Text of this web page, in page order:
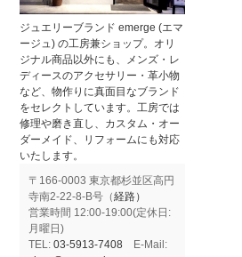
ジュエリーブランド emerge (エマ
ージュ) の工房兼ショップ。オリ
ジナル商品以外にも、メンズ・レ
ディースのアクセサリー・革小物
など、物作りに真面目なブランド
をセレクトしています。工房では
修理や磨き直し、カスタム・オー
ダーメイド、リフォームにも対応
いたします。
〒166-0003 東京都杉並区高円
寺南2-22-8-B号（経路）
営業時間 12:00-19:00(定休日:
月曜日)
TEL:03-5913-7408 E-Mail: